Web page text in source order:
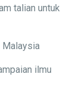
talian untuk
Malaysia
ilmu